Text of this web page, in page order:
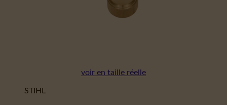
voir en taille réelle
STIHL